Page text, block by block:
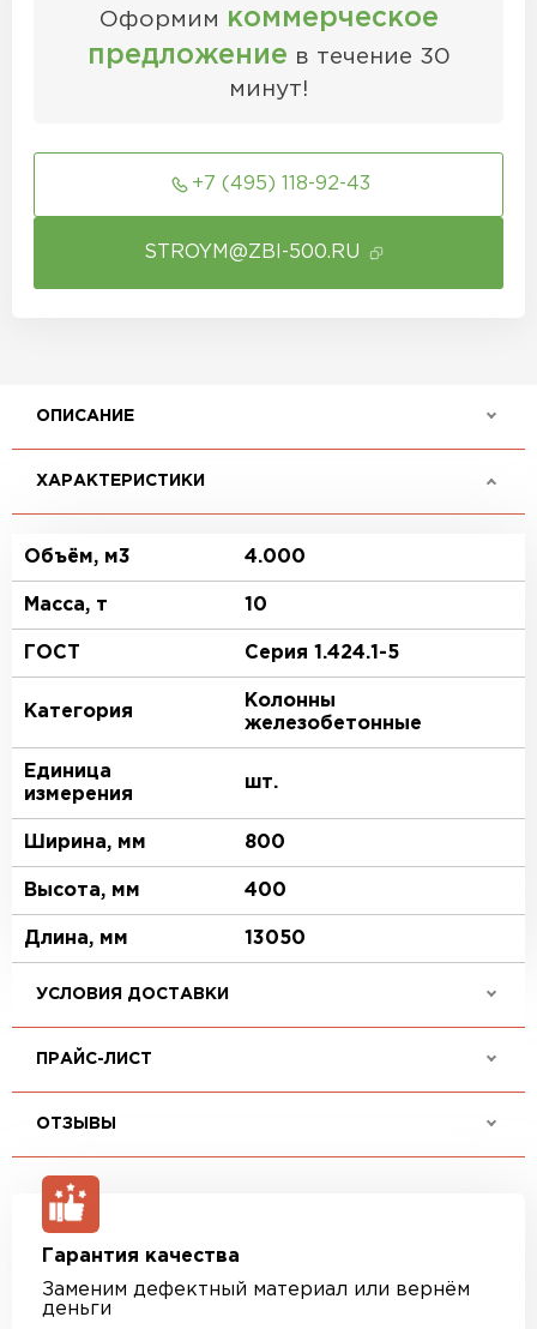
Оформим коммерческое
предложение в течение 30
минут!
+7 (495) 118-92-43
STROYM@ZBI-500.RU
ОПИСАНИЕ
ХАРАКТЕРИСТИКИ
Объём, м3 4.000
Масса, т 10
ГОСТ Серия 1.424.1-5
Категория
Колонны
железобетонные
Единица
измерения
шт.
Ширина, мм 800
Высота, мм 400
Длина, мм 13050
УСЛОВИЯ ДОСТАВКИ
ПРАЙС-ЛИСТ
ОТЗЫВЫ
Гарантия качества
Заменим дефектный материал или вернём
деньги